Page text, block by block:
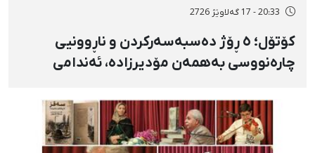
20:33 - 17 گەلاوێژ 2726
کۆتۆل؛ ٥ ڕۆژ دەسبەسەرکردن و ناڕوونیی
چارەنووسی بەهمەن مۆدیرزادە، ئەندامی
لە دژی لەسێدارەدان